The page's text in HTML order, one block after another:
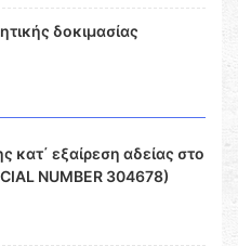
δοκιμασίας
κατ΄ εξαίρεση αδείας στο
NUMBER 304678)